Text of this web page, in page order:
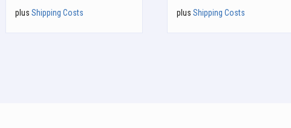
plus Shipping Costs
plus Shipping Costs